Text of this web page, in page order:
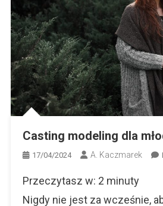
Casting modeling dla
17/04/2024 A. Kaczmarek
Przeczytasz w: 2 minuty
Nigdy nie jest za wcześnie,